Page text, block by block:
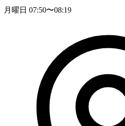
月曜日 07:50〜08:19